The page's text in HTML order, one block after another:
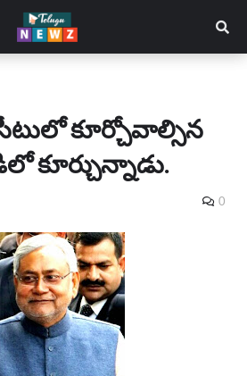
కూర్చోవాల్సిన
కూర్చున్నాడు.
0